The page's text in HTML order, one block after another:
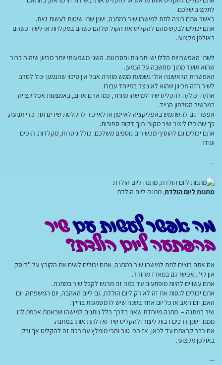
לתקציב שלכם.
כאשר אתם רוצה לתת למישהו שיר במתנה, ישנן שתי שיטות לעשות זאת.
אתם יכולים לבקש מהם להקליט את הקול שלהם כשהם במקלחת או לשיר כשהם
באולפן מקצועי.
לשתי האפשרויות הללו יש יתרונות וחסרונות. השני משמעותי יותר מכיוון שיהיה ברור
שהוא תועד מתוך מחשבה על הנמען.
האפשרות הראשונה אולי נשמעת ממש מוזרה אבל אין סיכוי שהנמען יכול לסרב
לשיר הזה מכיוון שהוא לא נוצר במיוחד עבורו.
את/ה יכול/ה להקליט שיר למישהו מיוחד, כמו אדם אהוב, באמצעות אפליקצייה
במכשיר הטלפון הנייד.
אפשרי גם להשתמש באפליקציה לאייפון או לאייפד להקלטת שירים תוך כדי תנועה,
כך שתוכלו ליצור שיר מקורי תוך דקות ספורות.
אתם יכולים גם להוסיף מכשירים נוספים משלכם, כולל גיטרות, מקלדות, תופים
ועוד!
—
מתנות ליום הולדת, מתנה ליום הולדת
מה אפשר לעשות עםשיר
בהפתעה ליום הולדת?
אם אתם רוצים לתת למישהו שיר במתנה, אתם יכולים לשים את הקובץ על "דיסק
און קיי". אפשר גם במארז מהודר.
אתם עשויים להיות מופתעים עד כמה זה מרגש לקבל שיר במתנה.
אתם יכולים לנסות את זה לא רק ליום הולדת, גם ליום האהבה, יום המשפחה, יום
האם, יום האב או כל יום אחר בשנה שיש לו משמעות בחייך.
שיר במתנה – מתנה מיוחדת שאנו בדרך כלל נותנים למישהו שבאמת אכפת לנו
ממנו. ישנן דרכים רבות ליצור ולהקליט שיר ואז לתת אותו במתנה.
אם כבר קראתם עד לכאן, אז הכי טוב והכי מומלץ עבורכם זה להקליט אך ורק
באולפן מקצועי.
—